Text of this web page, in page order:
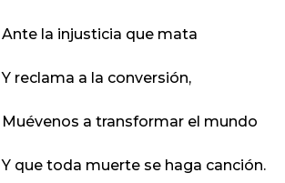
Ante la injusticia que mata
Y reclama a la conversión,
Muévenos a transformar el mundo
Y que toda muerte se haga canción.